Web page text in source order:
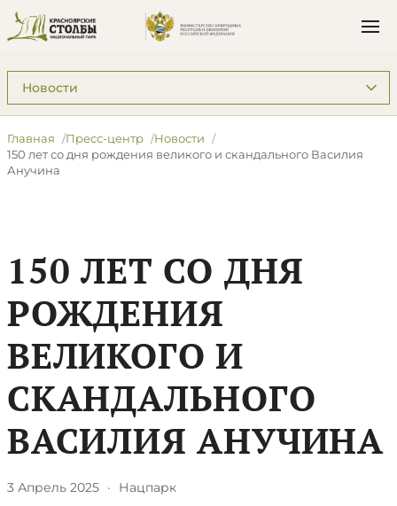
Подразделы: Пресс-центр
Главная Пресс-центр
Новости
​150 лет со дня рождения великого и скандального Василия
Анучина
​150 ЛЕТ СО ДНЯ
РОЖДЕНИЯ
ВЕЛИКОГО И
СКАНДАЛЬНОГО
ВАСИЛИЯ АНУЧИНА
3 Апрель 2025 · Нацпарк